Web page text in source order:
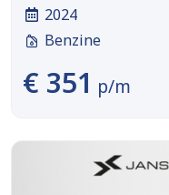
2024
Benzine
€ 351 p/m